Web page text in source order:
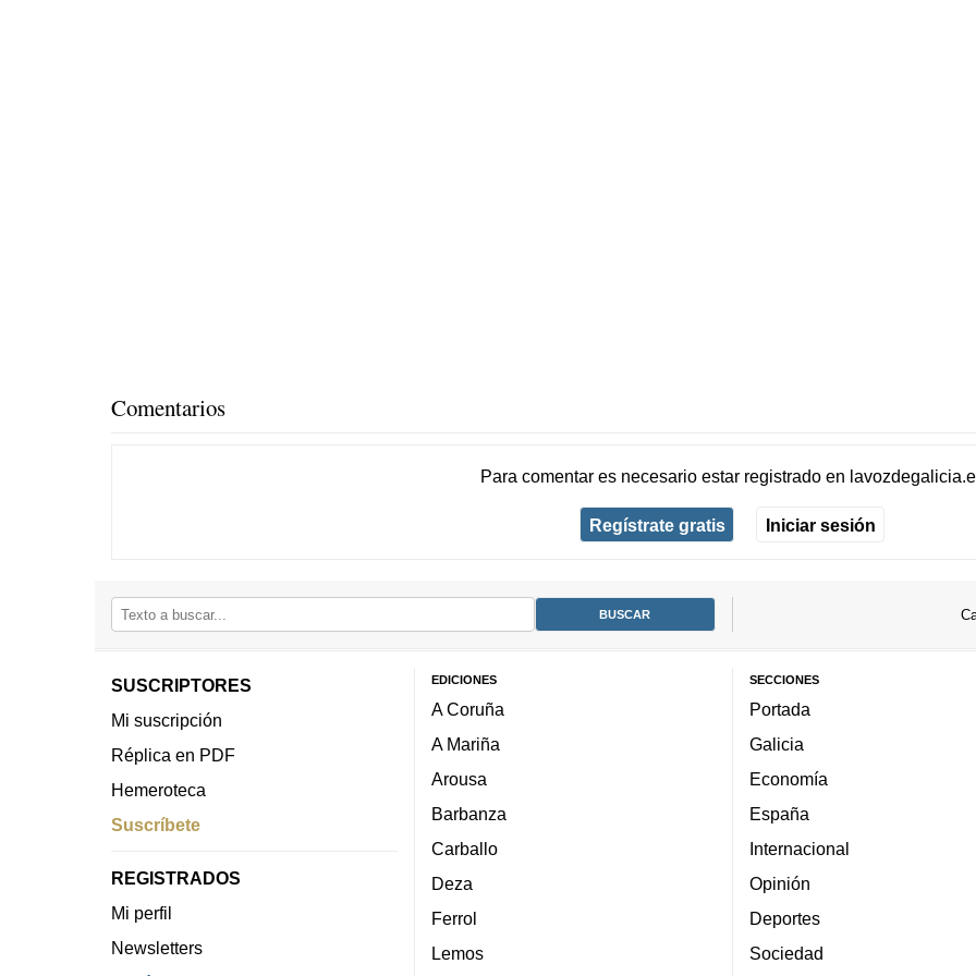
Comentarios
Para comentar es necesario estar registradoen
Regístrate gratis Iniciar sesión
SUSCRIPTORES
Mi suscripción
Réplica en PDF
Hemeroteca
Suscríbete
REGISTRADOS
Mi perfil
Newsletters
EDICIONES
A Coruña
A Mariña
Arousa
Barbanza
Carballo
Deza
Ferrol
Lemos
SECCIONES
Portada
Galicia
Economía
España
Internacional
Opinión
Deportes
Sociedad